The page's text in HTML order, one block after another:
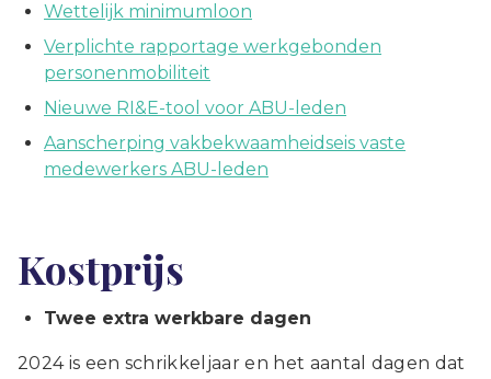
Wettelijk minimumloon
Verplichte rapportage werkgebonden
personenmobiliteit
Nieuwe RI&E-tool voor ABU-leden
Aanscherping vakbekwaamheidseis vaste
medewerkers ABU-leden
Kostprijs
Twee extra werkbare dagen
2024 is een schrikkeljaar en het aantal dagen dat